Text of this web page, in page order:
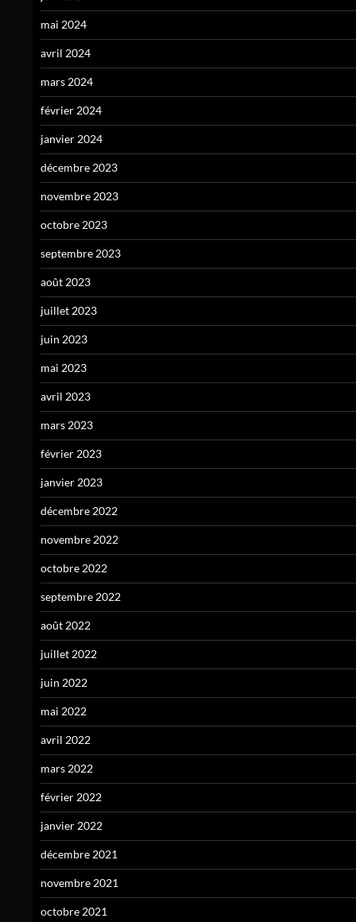
mai 2024
avril 2024
mars 2024
février 2024
janvier 2024
décembre 2023
novembre 2023
octobre 2023
septembre 2023
août 2023
juillet 2023
juin 2023
mai 2023
avril 2023
mars 2023
février 2023
janvier 2023
décembre 2022
novembre 2022
octobre 2022
septembre 2022
août 2022
juillet 2022
juin 2022
mai 2022
avril 2022
mars 2022
février 2022
janvier 2022
décembre 2021
novembre 2021
octobre 2021